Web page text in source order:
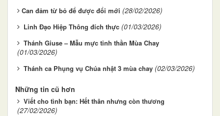
​​​​​​​Can đảm từ bỏ để được đổi mới (28/02/2026)
Linh Đạo Hiệp Thông đích thực (01/03/2026)
Thánh Giuse – Mẫu mực tinh thần Mùa Chay
(01/03/2026)
Thánh ca Phụng vụ Chúa nhật 3 mùa chay (02/03/2026)
Những tin cũ hơn
Viết cho tình bạn: Hết thân nhưng còn thương
(27/02/2026)